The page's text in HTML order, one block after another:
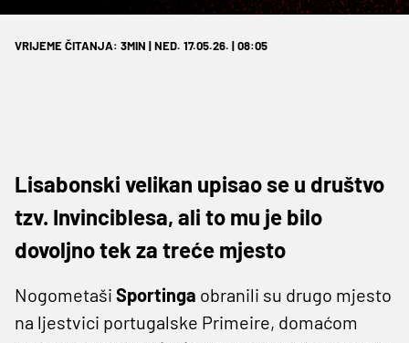
VRIJEME ČITANJA: 3MIN | NED. 17.05.26. | 08:05
Lisabonski velikan upisao se u društvo
tzv. Invinciblesa, ali to mu je bilo
dovoljno tek za treće mjesto
Nogometaši Sportinga obranili su drugo mjesto
na ljestvici portugalske Primeire, domaćom